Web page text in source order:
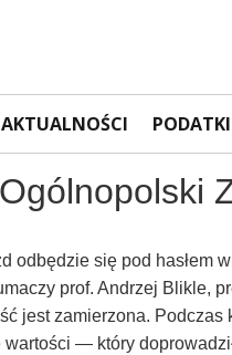
AKTUALNOŚCI PODATKI
odbędzie się pod hasłem
prof. Andrzej Blikle,
jest zamierzona.
— który